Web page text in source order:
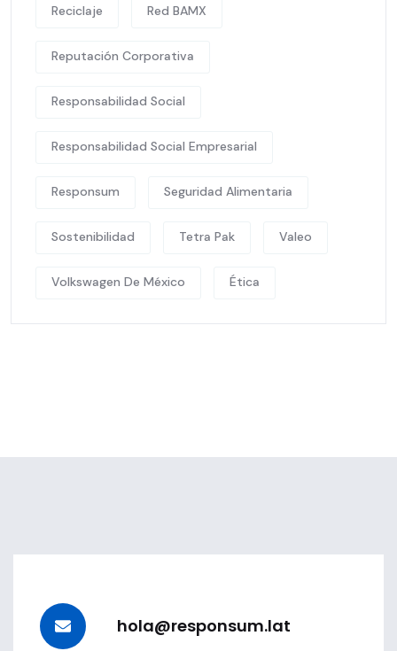
Reciclaje Red BAMX
Reputación Corporativa
Responsabilidad Social
Responsabilidad Social Empresarial
Responsum Seguridad Alimentaria
Sostenibilidad Tetra Pak Valeo
Volkswagen De México Ética
hola@responsum.lat